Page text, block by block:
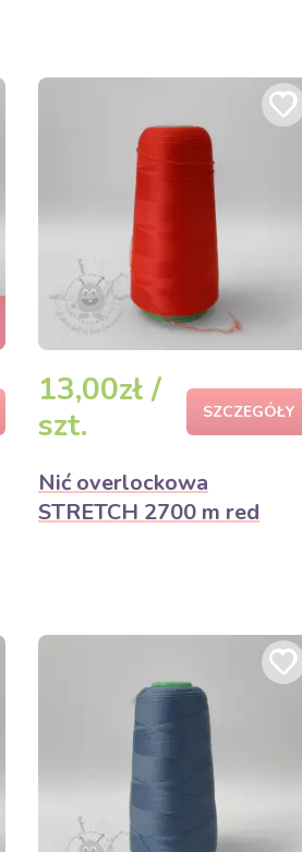
13,00zł /
szt.
SZCZEGÓŁY
Nić overlockowa
STRETCH 2700 m red